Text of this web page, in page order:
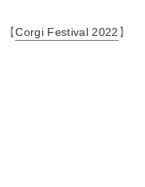
【Corgi Festival 2022 】